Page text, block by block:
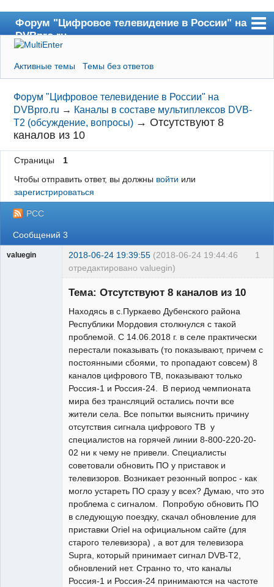
Форум "Цифровое телевидение в России" на
DVBpro.ru
Форум
Сайт DVBpro.ru
Поиск
Регистрация
Вход
Активные темы Темы без ответов
Форум "Цифровое телевидение в России" на
DVBpro.ru → Каналы в составе мультиплексов DVB-
T2 (обсуждение, вопросы) →Отсутствуют 8
каналов из 10
Страницы
1
Чтобы отправить ответ, вы должны войти или
зарегистрироваться
РСС
Сообщений 3
1
valuegin 2018-06-24 19:39:55 (2018-06-24 19:44:46
отредактировано valuegin)
Тема: Отсутствуют 8 каналов из 10
Находясь в с.Пуркаево Дубенского района
Республики Мордовия столкнулся с такой
проблемой. С 14.06.2018 г. в селе практически
перестали показывать (то показывают, причем с
постоянными сбоями, то пропадают совсем) 8
каналов цифрового ТВ, показывают только
Россия-1 и Россия-24. В период чемпионата
мира без трансляций остались почти все
жители села. Все попытки выяснить причину
отсутствия сигнала цифрового ТВ у
специалистов на горячей линии 8-800-220-20-
02 ни к чему не привели. Специалисты
советовали обновить ПО у приставок и
телевизоров. Возникает резонный вопрос - как
могло устареть ПО сразу у всех? Думаю, что это
проблема с сигналом. Попробую обновить ПО
в следующую поездку, скачал обновление для
приставки Oriel на официальном сайте (для
старого телевизора) , а вот для телевизора
Supra, который принимает сигнал DVB-T2,
обновлений нет. Странно то, что каналы
Россия-1 и Россия-24 принимаются на частоте